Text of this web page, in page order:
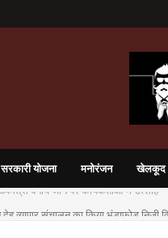
सरकारी योजना मनोरंजन खेलकूद